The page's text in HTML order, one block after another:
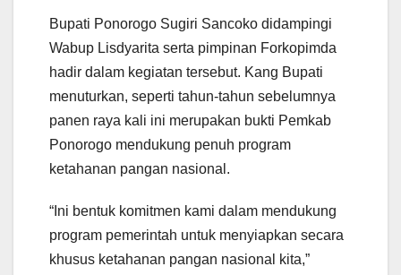
Bupati Ponorogo Sugiri Sancoko didampingi
Wabup Lisdyarita serta pimpinan Forkopimda
hadir dalam kegiatan tersebut. Kang Bupati
menuturkan, seperti tahun-tahun sebelumnya
panen raya kali ini merupakan bukti Pemkab
Ponorogo mendukung penuh program
ketahanan pangan nasional.
“Ini bentuk komitmen kami dalam mendukung
program pemerintah untuk menyiapkan secara
khusus ketahanan pangan nasional kita,”